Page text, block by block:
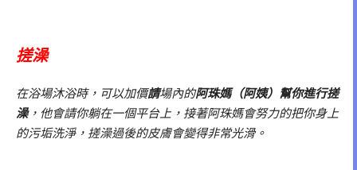
搓澡
在浴場沐浴時，可以加價請場內的阿珠媽（阿姨）幫你進行搓
澡，他會請你躺在一個平台上，接著阿珠媽會努力的把你身上
的污垢洗淨，搓澡過後的皮膚會變得非常光滑。